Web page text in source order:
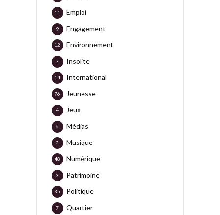
Emploi
11
Engagement
9
Environnement
12
Insolite
7
International
14
Jeunesse
76
Jeux
4
Médias
6
Musique
3
Numérique
48
Patrimoine
3
Politique
35
Quartier
7